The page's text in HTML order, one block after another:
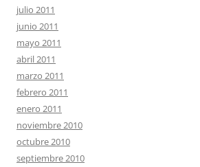
julio 2011
junio 2011
mayo 2011
abril 2011
marzo 2011
febrero 2011
enero 2011
noviembre 2010
octubre 2010
septiembre 2010